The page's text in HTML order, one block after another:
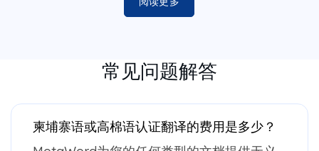
常见问题解答
柬埔寨语或高棉语认证翻译的费用是多少？